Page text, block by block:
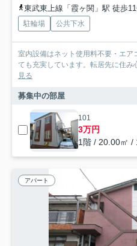
東武東上線「霞ヶ関」駅 徒歩
駐輪場 公共下水
室内設備はネット使用料不要・エア
ても充実しています。転居先に住み
見る
募集中の部屋
101
3万円
1階 / 20.00㎡ /
アパート